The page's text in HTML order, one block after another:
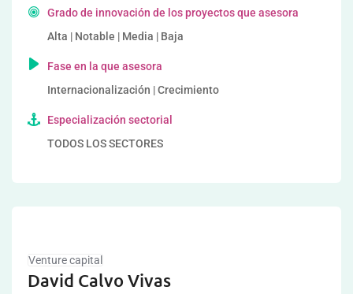
Grado de innovación de los proyectos que asesora
Alta | Notable | Media | Baja
Fase en la que asesora
Internacionalización | Crecimiento
Especialización sectorial
TODOS LOS SECTORES
Venture capital
David Calvo Vivas